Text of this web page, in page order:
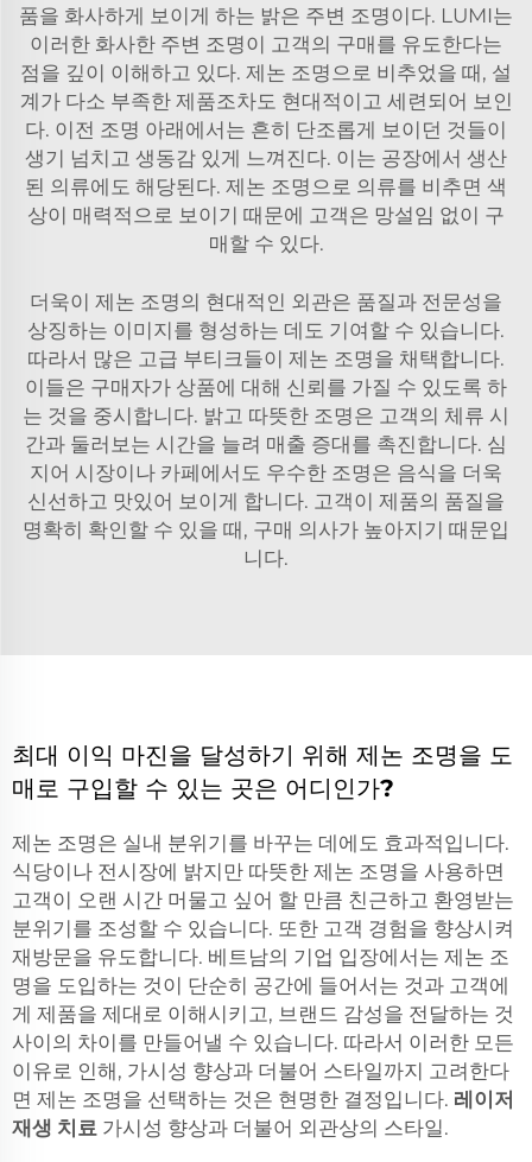
품을 화사하게 보이게 하는 밝은 주변 조명이다. LUMI는
이러한 화사한 주변 조명이 고객의 구매를 유도한다는
점을 깊이 이해하고 있다. 제논 조명으로 비추었을 때, 설
계가 다소 부족한 제품조차도 현대적이고 세련되어 보인
다. 이전 조명 아래에서는 흔히 단조롭게 보이던 것들이
생기 넘치고 생동감 있게 느껴진다. 이는 공장에서 생산
된 의류에도 해당된다. 제논 조명으로 의류를 비추면 색
상이 매력적으로 보이기 때문에 고객은 망설임 없이 구
매할 수 있다.
더욱이 제논 조명의 현대적인 외관은 품질과 전문성을
상징하는 이미지를 형성하는 데도 기여할 수 있습니다.
따라서 많은 고급 부티크들이 제논 조명을 채택합니다.
이들은 구매자가 상품에 대해 신뢰를 가질 수 있도록 하
는 것을 중시합니다. 밝고 따뜻한 조명은 고객의 체류 시
간과 둘러보는 시간을 늘려 매출 증대를 촉진합니다. 심
지어 시장이나 카페에서도 우수한 조명은 음식을 더욱
신선하고 맛있어 보이게 합니다. 고객이 제품의 품질을
명확히 확인할 수 있을 때, 구매 의사가 높아지기 때문입
니다.
최대 이익 마진을 달성하기 위해 제논 조명을 도
매로 구입할 수 있는 곳은 어디인가?
제논 조명은 실내 분위기를 바꾸는 데에도 효과적입니다.
식당이나 전시장에 밝지만 따뜻한 제논 조명을 사용하면
고객이 오랜 시간 머물고 싶어 할 만큼 친근하고 환영받는
분위기를 조성할 수 있습니다. 또한 고객 경험을 향상시켜
재방문을 유도합니다. 베트남의 기업 입장에서는 제논 조
명을 도입하는 것이 단순히 공간에 들어서는 것과 고객에
게 제품을 제대로 이해시키고, 브랜드 감성을 전달하는 것
사이의 차이를 만들어낼 수 있습니다. 따라서 이러한 모든
이유로 인해, 가시성 향상과 더불어 스타일까지 고려한다
면 제논 조명을 선택하는 것은 현명한 결정입니다. 레이저
재생 치료 가시성 향상과 더불어 외관상의 스타일.